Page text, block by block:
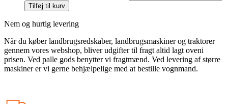
Tilføj til kurv
Nem og hurtig levering
Når du køber landbrugsredskaber, landbrugsmaskiner og traktorer
gennem vores webshop, bliver udgifter til fragt altid lagt oveni
prisen. Ved palle gods benytter vi fragtmænd. Ved levering af større
maskiner er vi gerne behjælpelige med at bestille vognmand.